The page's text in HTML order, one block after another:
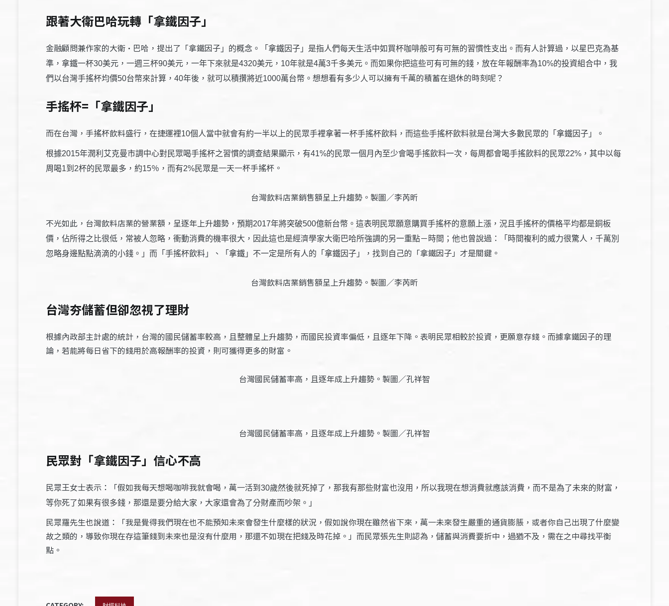
跟著大衛巴哈玩轉「拿鐵因子」
金融顧問兼作家的大衛·巴哈，提出了「拿鐵因子 」的概念。「拿鐵因子」是指人們每天生活中如買杯咖啡般可有可無的習慣性支出。而有人計算過，以星巴克為基
準，拿鐵一杯30美元，一週三杯90美元，一年下來就是4320美元，10年就是4萬3千多美元。而如果你把這些可有可無的錢，放在年報酬率為10%的投資組合中，我
們以台灣手搖杯均價50台幣來計算，40年後，就可以積攢將近1000萬台幣。想想看有多少人可以擁有千萬的積蓄在退休的時刻呢？
手搖杯=「拿鐵因子」
而在台灣，手搖杯飲料盛行，在捷運裡10個人當中就會有約一半以上的民眾手裡拿著一杯手搖杯飲料，而這些手搖杯飲料就是台灣大多數民眾的「拿鐵因子」。
根據2015年潤利艾克曼市調中心對民眾喝手搖杯之習慣的調查結果顯示，有41%的民眾一個月內至少會喝手搖飲料一次，每周都會喝手搖飲料的民眾22%，其中以每
周喝1到2杯的民眾最多，約15％，而有2%民眾是一天一杯手搖杯。
台灣飲料店業銷售額呈上升趨勢。製圖／李芮昕
不光如此，台灣飲料店業的營業額，呈逐年上升趨勢， 預期2017年將突破500億新台幣。這表明民眾願意購買手搖杯的意願上漲，況且手搖杯的價格平均都是銅板
價，佔所得之比很低，常被人忽略，衝動消費的機率很大，因此這也是經濟學家大衛巴哈所強調的另一重點－時間；他也曾說過：「時間複利的威力很驚人，千萬別
忽略身邊點點滴滴的小錢。」而「手搖杯飲料」、「拿鐵」不一定是所有人的「拿鐵因子」，找到自己的「拿鐵因子」才是關鍵。
台灣飲料店業銷售額呈上升趨勢。製圖／李芮昕
台灣夯儲蓄但卻忽視了理財
根據內政部主計處的統計，台灣的國民儲蓄率較高，且整體呈上升趨勢，而國民投資率偏低，且逐年下降。表明民眾相較於投資，更願意存錢。而據拿鐵因子的理
論，若能將每日省下的錢用於高報酬率的投資，則可獲得更多的財富。
台灣國民儲蓄率高，且逐年成上升趨勢。製圖／孔祥智
台灣國民儲蓄率高，且逐年成上升趨勢。製圖／孔祥智
民眾對「拿鐵因子」信心不高
民眾王女士表示：「假如我每天想喝咖啡我就會喝，萬一活到30歲然後就死掉了，那我有那些財富也沒用，所以我現在想消費就應該消費，而不是為了未來的財富，
等你死了如果有很多錢，那還是要分給大家，大家還會為了分財產而吵架。」
民眾羅先生也說道：「我是覺得我們現在也不能預知未來會發生什麼樣的狀況，假如說你現在雖然省下來，萬一未來發生嚴重的通貨膨脹，或者你自己出現了什麼變
故之類的，導致你現在存這筆錢到未來也是沒有什麼用，那還不如現在把錢及時花掉。」而民眾張先生則認為，儲蓄與消費要折中，過猶不及，需在之中尋找平衡
點。